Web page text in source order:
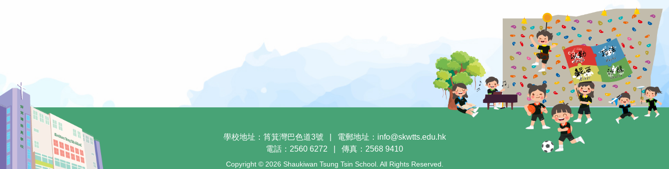
學校地址：筲箕灣巴色道3號 電郵地址： info@skwtts.edu.hk
電話：2560 6272
傳真：2568 9410
Copyright © 2026 Shaukiwan Tsung Tsin School. All Rights Reserved.